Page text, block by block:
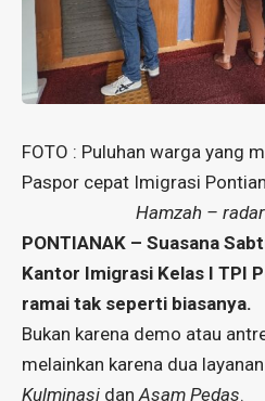
FOTO : Puluhan warga yang
Paspor cepat Imigrasi
Hamzah –
PONTIANAK – Suasana
Kantor Imigrasi Kelas I TPI
ramai tak seperti biasanya.
Bukan karena demo atau
melainkan karena dua
Kulminasi danAsam Pedas.